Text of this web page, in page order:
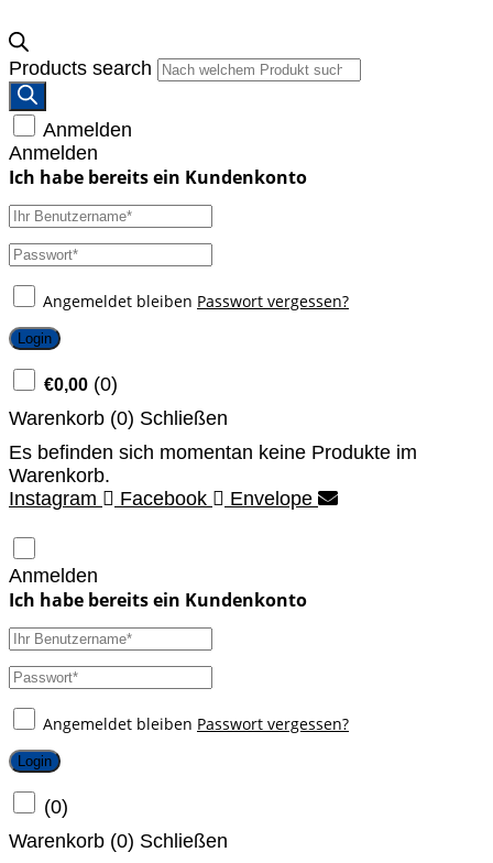
Products search
Anmelden
Anmelden
Angemeldet bleiben Passwort vergessen?
Login
€0,00 (0)
Warenkorb (0) Schließen
Es befinden sich momentan keine Produkte im
Warenkorb.
Instagram
Facebook Envelope
Anmelden
Angemeldet bleiben Passwort vergessen?
Login
(0)
Warenkorb (0) Schließen